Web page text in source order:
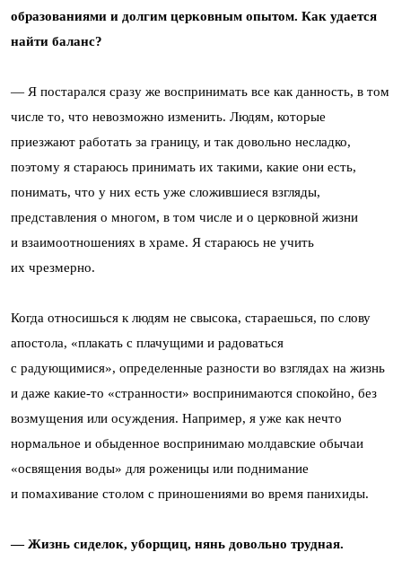
образованиями и долгим церковным опытом. Как удается
найти баланс?
— Я постарался сразу же воспринимать все как данность, в том
числе то, что невозможно изменить. Людям, которые
приезжают работать за границу, и так довольно несладко,
поэтому я стараюсь принимать их такими, какие они есть,
понимать, что у них есть уже сложившиеся взгляды,
представления о многом, в том числе и о церковной жизни
и взаимоотношениях в храме. Я стараюсь не учить
их чрезмерно.
Когда относишься к людям не свысока, стараешься, по слову
апостола, «плакать с плачущими и радоваться
с радующимися», определенные разности во взглядах на жизнь
и даже какие-то «странности» воспринимаются спокойно, без
возмущения или осуждения. Например, я уже как нечто
нормальное и обыденное воспринимаю молдавские обычаи
«освящения воды» для роженицы или поднимание
и помахивание столом с приношениями во время панихиды.
— Жизнь сиделок, уборщиц, нянь довольно трудная.